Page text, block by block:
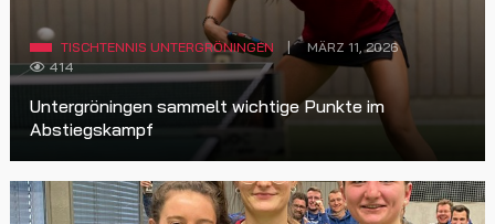
TISCHTENNIS UNTERGRÖNINGEN
MÄRZ 11, 2026
414
Untergröningen sammelt wichtige Punkte im
Abstiegskampf